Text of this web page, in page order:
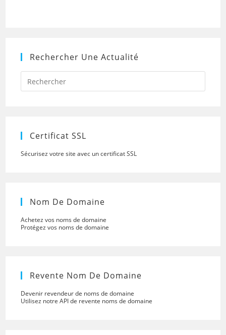
Rechercher Une Actualité
Press
to
Certificat SSL
Sécurisez votre site avec un certificat SSL
Nom De Domaine
Achetez vos noms de domaine
Protégez vos noms de domaine
Revente Nom De Domaine
Devenir revendeur de noms de domaine
Utilisez notre API de revente noms de domaine